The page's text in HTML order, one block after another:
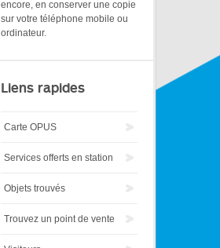
encore, en conserver une copie
sur votre téléphone mobile ou
ordinateur.
Liens rapides
Carte OPUS
Services offerts en station
Objets trouvés
Trouvez un point de vente